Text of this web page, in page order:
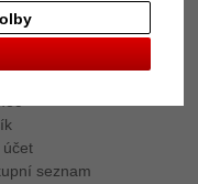
účet
seznam